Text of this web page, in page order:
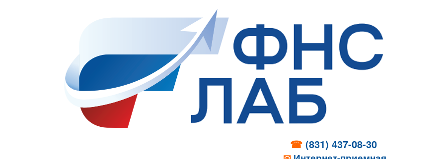
☎ (831) 437-08-30